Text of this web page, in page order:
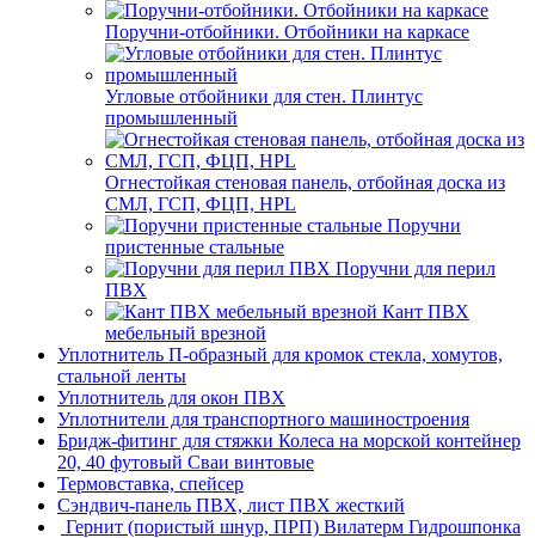
Поручни-отбойники. Отбойники на каркасе
Угловые отбойники для стен. Плинтус
промышленный
Огнестойкая стеновая панель, отбойная доска из
СМЛ, ГСП, ФЦП, HPL
Поручни
пристенные стальные
Поручни для перил
ПВХ
Кант ПВХ
мебельный врезной
Уплотнитель П-образный для кромок стекла, хомутов,
стальной ленты
Уплотнитель для окон ПВХ
Уплотнители для транспортного машиностроения
Бридж-фитинг для стяжки Колеса на морской контейнер
20, 40 футовый Сваи винтовые
Термовставка, спейсер
Сэндвич-панель ПВХ, лист ПВХ жесткий
Гернит (пористый шнур, ПРП) Вилатерм Гидрошпонка